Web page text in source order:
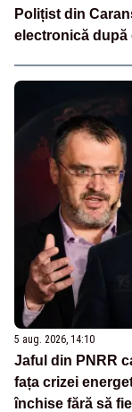
Polițist din
electronică
5 aug. 2026, 14:10
Jaful din PNRR
fața crizei
închise fără să